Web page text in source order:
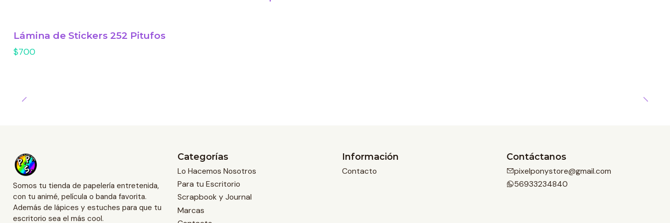
Lámina de Stickers 252 Pitufos
$700
Somos tu tienda de papelería entretenida,
con tu animé, película o banda favorita.
Además de lápices y estuches para que tu
escritorio sea el más cool.
Categorías
Lo Hacemos Nosotros
Para tu Escritorio
Scrapbook y Journal
Marcas
Información
Contacto
Contáctanos
pixelponystore@gmail.com
56933234840